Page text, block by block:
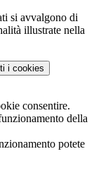
si avvalgono di
illustrate nella
i cookies
consentire.
della
potete